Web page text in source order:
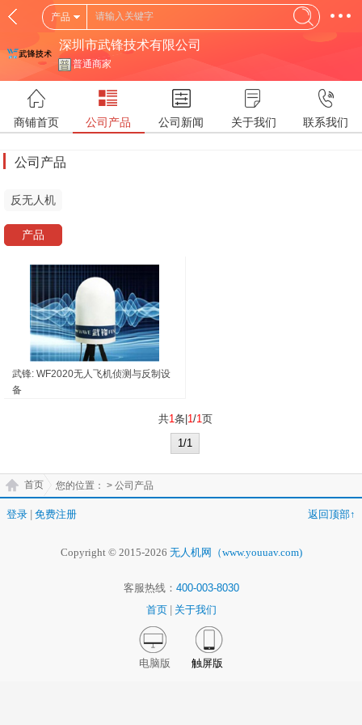
产品
深圳市武锋技术有限公司
普通商家
商铺首页 公司产品 公司新闻 关于我们 联系我们
公司产品
反无人机
产品
武锋: WF2020无人飞机侦测与反制设
备
共1条| 1/1页
1/1
您的位置：
首页 > 公司产品
登录 免费注册 返回顶部↑
Copyright © 2015-2026 无人机网（www.youuav.com)
客服热线： 400-003-8030
首页
关于我们
电脑版 触屏版